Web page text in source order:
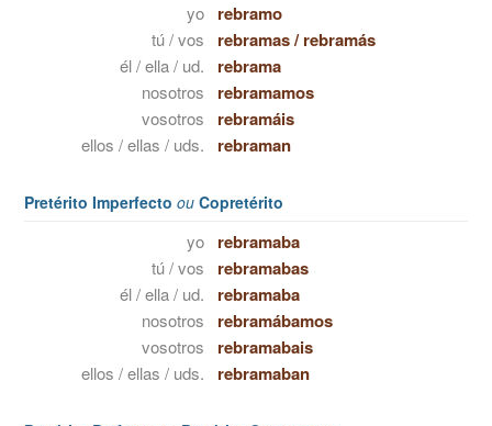
yo rebramo
tú / vos rebramas/rebramás
él / ella / ud. rebrama
nosotros rebramamos
vosotros rebramáis
ellos / ellas / uds. rebraman
Pretérito Imperfecto ou Copretérito
yo rebramaba
tú / vos rebramabas
él / ella / ud. rebramaba
nosotros rebramábamos
vosotros rebramabais
ellos / ellas / uds. rebramaban